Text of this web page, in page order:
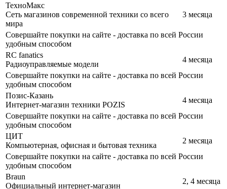
ТехноМакс
Сеть магазинов современной техники со всего
мира
3 месяца
Совершайте покупки на сайте - доставка по всей России
удобным способом
RC fanatics
Радиоуправляемые модели
4 месяца
Совершайте покупки на сайте - доставка по всей России
удобным способом
Позис-Казань
Интернет-магазин техники POZIS
4 месяца
Совершайте покупки на сайте - доставка по всей России
удобным способом
ЦИТ
Компьютерная, офисная и бытовая техника
2 месяца
Совершайте покупки на сайте - доставка по всей России
удобным способом
Braun
Официальный интернет-магазин
2, 4 месяца